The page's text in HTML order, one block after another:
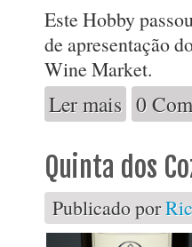
Este Hobby
de apresentação
Wine Market.
Ler mais acerca de
0
Quinta dos
Publicado por